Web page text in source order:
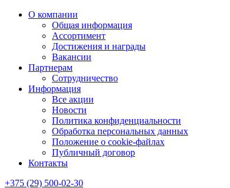
О компании
Общая информация
Ассортимент
Достижения и награды
Вакансии
Партнерам
Сотрудничество
Информация
Все акции
Новости
Политика конфиденциальности
Обработка персональных данных
Положение о cookie-файлах
Публичный договор
Контакты
+375 (29) 500-02-30